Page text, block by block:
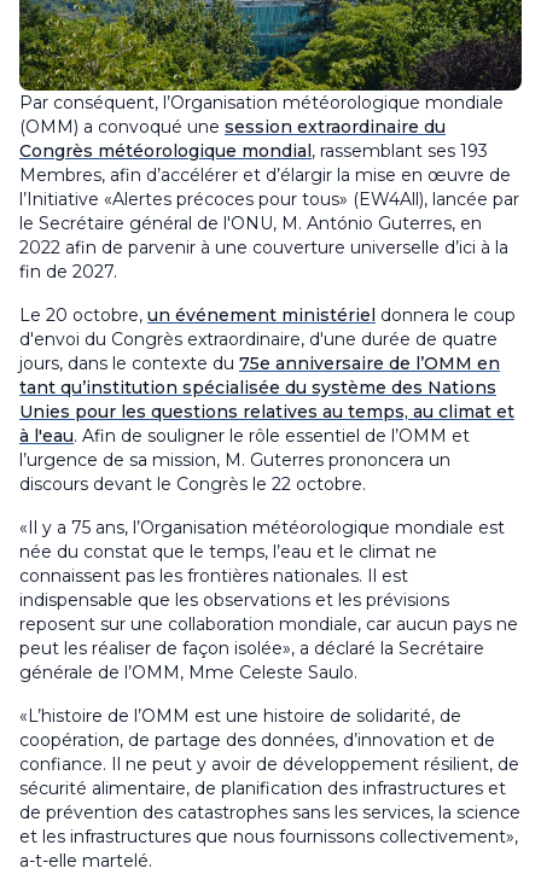
Par conséquent, l’Organisation météorologique mondiale
(OMM) a convoqué une session extraordinaire du
Congrès météorologique mondial , rassemblant ses 193
Membres, afin d’accélérer et d’élargir la mise en œuvre de
l’Initiative «Alertes précoces pour tous» (EW4All), lancée par
le Secrétaire général de l'ONU, M. António Guterres, en
2022 afin de parvenir à une couverture universelle d’ici à la
fin de 2027.
Le 20 octobre, un événement ministériel donnera le coup
d'envoi du Congrès extraordinaire, d'une durée de quatre
jours, dans le contexte du 75e anniversaire de l’OMM en
tant qu’institution spécialisée du système des Nations
Unies pour les questions relatives au temps, au climat et
à l'eau. Afin de souligner le rôle essentiel de l’OMM et
l’urgence de sa mission, M. Guterres prononcera un
discours devant le Congrès le 22 octobre.
«Il y a 75 ans, l’Organisation météorologique mondiale est
née du constat que le temps, l’eau et le climat ne
connaissent pas les frontières nationales. Il est
indispensable que les observations et les prévisions
reposent sur une collaboration mondiale, car aucun pays ne
peut les réaliser de façon isolée», a déclaré la Secrétaire
générale de l’OMM, Mme Celeste Saulo.
«L’histoire de l’OMM est une histoire de solidarité, de
coopération, de partage des données, d’innovation et de
confiance. Il ne peut y avoir de développement résilient, de
sécurité alimentaire, de planification des infrastructures et
de prévention des catastrophes sans les services, la science
et les infrastructures que nous fournissons collectivement»,
a-t-elle martelé.